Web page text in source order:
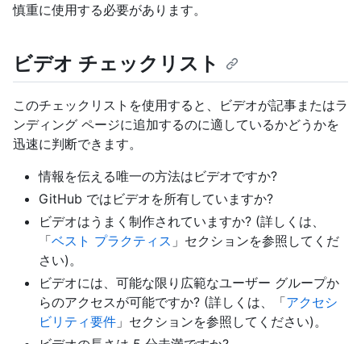
慎重に使用する必要があります。
ビデオ チェックリスト
このチェックリストを使用すると、ビデオが記事またはラ
ンディング ページに追加するのに適しているかどうかを
迅速に判断できます。
情報を伝える唯一の方法はビデオですか?
GitHub ではビデオを所有していますか?
ビデオはうまく制作されていますか? (詳しくは、
「ベスト プラクティス 」セクションを参照してくだ
さい)。
ビデオには、可能な限り広範なユーザー グループか
らのアクセスが可能ですか? (詳しくは、「アクセシ
ビリティ要件 」セクションを参照してください)。